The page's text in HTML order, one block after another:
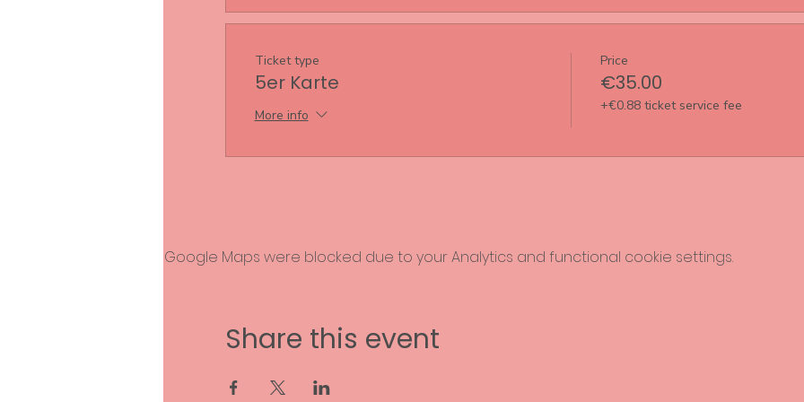
Ticket type
5er Karte
More info
Price
€35.00
+€0.88 ticket service fee
Google Maps were blocked due to your Analytics and functional cookie settings.
Share this event